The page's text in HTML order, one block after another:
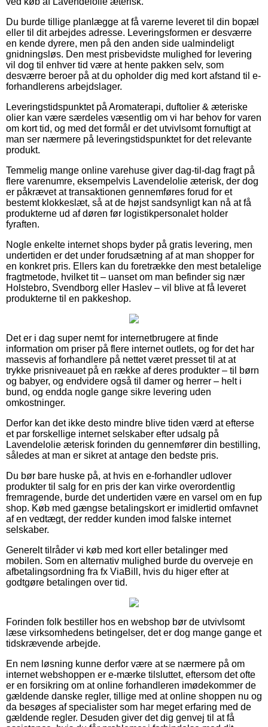
Du burde tillige planlægge at få varerne leveret til din bopæl
eller til dit arbejdes adresse. Leveringsformen er desværre
en kende dyrere, men på den anden side ualmindeligt
gnidningsløs. Den mest prisbevidste mulighed for levering
vil dog til enhver tid være at hente pakken selv, som
desværre beroer på at du opholder dig med kort afstand til e-
forhandlerens arbejdslager.
Leveringstidspunktet på Aromaterapi, duftolier & æteriske
olier kan være særdeles væsentlig om vi har behov for varen
om kort tid, og med det formål er det utvivlsomt fornuftigt at
man ser nærmere på leveringstidspunktet for det relevante
produkt.
Temmelig mange online varehuse giver dag-til-dag fragt på
flere varenumre, eksempelvis Lavendelolie æterisk, der dog
er påkrævet at transaktionen gennemføres forud for et
bestemt klokkeslæt, så at de højst sandsynligt kan nå at få
produkterne ud af døren før logistikpersonalet holder
fyraften.
Nogle enkelte internet shops byder på gratis levering, men
undertiden er det under forudsætning af at man shopper for
en konkret pris. Ellers kan du foretrække den mest betalelige
fragtmetode, hvilket tit – uanset om man befinder sig nær
Holstebro, Svendborg eller Haslev – vil blive at få leveret
produkterne til en pakkeshop.
Det er i dag super nemt for internetbrugere at finde
information om priser på flere internet outlets, og for det har
massevis af forhandlere på nettet været presset til at at
trykke prisniveauet på en række af deres produkter – til børn
og babyer, og endvidere også til damer og herrer – helt i
bund, og endda nogle gange sikre levering uden
omkostninger.
Derfor kan det ikke desto mindre blive tiden værd at efterse
et par forskellige internet selskaber efter udsalg på
Lavendelolie æterisk forinden du gennemfører din bestilling,
således at man er sikret at antage den bedste pris.
Du bør bare huske på, at hvis en e-forhandler udlover
produkter til salg for en pris der kan virke overordentlig
fremragende, burde det undertiden være en varsel om en fup
shop. Køb med gængse betalingskort er imidlertid omfavnet
af en vedtægt, der redder kunden imod falske internet
selskaber.
Generelt tilråder vi køb med kort eller betalinger med
mobilen. Som en alternativ mulighed burde du overveje en
afbetalingsordning fra fx ViaBill, hvis du higer efter at
godtgøre betalingen over tid.
Forinden folk bestiller hos en webshop bør de utvivlsomt
læse virksomhedens betingelser, det er dog mange gange et
tidskrævende arbejde.
En nem løsning kunne derfor være at se nærmere på om
internet webshoppen er e-mærke tilsluttet, eftersom det ofte
er en forsikring om at online forhandleren imødekommer de
gældende danske regler, tillige med at online shoppen nu og
da besøges af specialister som har meget erfaring med de
gældende regler. Desuden giver det dig genvej til at få